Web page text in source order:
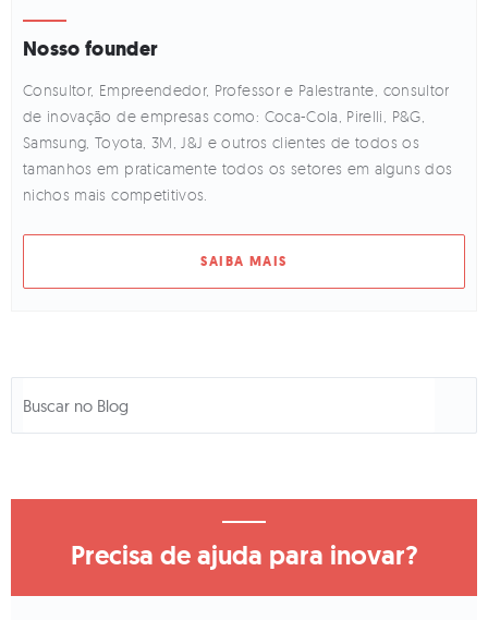
Nosso founder
Consultor, Empreendedor, Professor e Palestrante, consultor
de inovação de empresas como: Coca-Cola, Pirelli, P&G,
Samsung, Toyota, 3M, J&J e outros clientes de todos os
tamanhos em praticamente todos os setores em alguns dos
nichos mais competitivos.
SAIBA MAIS
Precisa de ajuda para inovar?